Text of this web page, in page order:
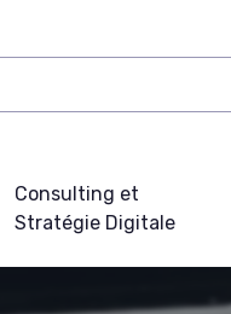
Consulting et
Stratégie Digitale